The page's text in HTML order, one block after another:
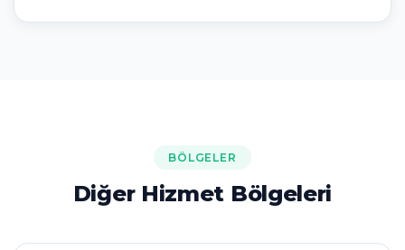
BÖLGELER
Diğer Hizmet Bölgeleri